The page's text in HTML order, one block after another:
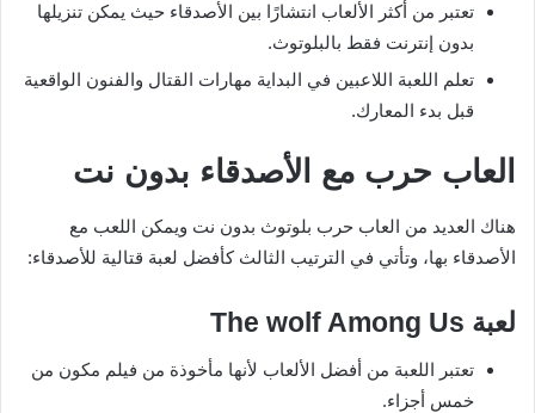
تعتبر من أكثر الألعاب انتشارًا بين الأصدقاء حيث يمكن تنزيلها
بدون إنترنت فقط بالبلوتوث.
تعلم اللعبة اللاعبين في البداية مهارات القتال والفنون الواقعية
قبل بدء المعارك.
العاب حرب مع الأصدقاء بدون نت
هناك العديد من العاب حرب بلوتوث بدون نت ويمكن اللعب مع
الأصدقاء بها، وتأتي في الترتيب الثالث كأفضل لعبة قتالية للأصدقاء:
لعبة The wolf Among Us
تعتبر اللعبة من أفضل الألعاب لأنها مأخوذة من فيلم مكون من
خمس أجزاء.